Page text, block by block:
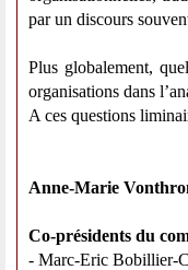
par un discours
Plus globalement,
organisations dans
A ces questions
Anne-Marie
Co-présidents du
- Marc-Eric Bobillier-